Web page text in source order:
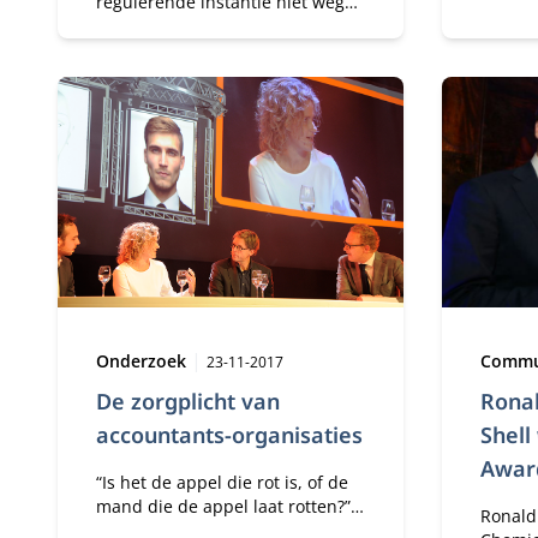
basisprofiel van het publieke
domein wel.
zijn.
De zorgplicht van
accountants-organisaties
Type:
Onderzoek Publicatiedatum:
23-11-2017
“Is het de appel die rot is, of de
mand die de appel laat rotten?”
Shell
Type: